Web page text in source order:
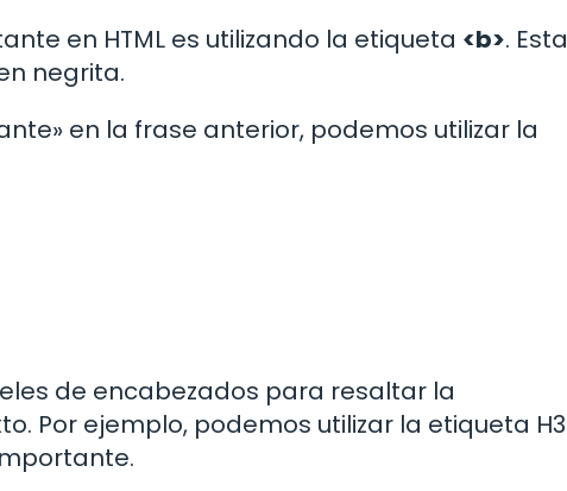
en HTML es utilizando la etiqueta <b>. Esta
negrita.
en la frase anterior, podemos utilizar la
de encabezados para resaltar la
Por ejemplo, podemos utilizar la etiqueta H3